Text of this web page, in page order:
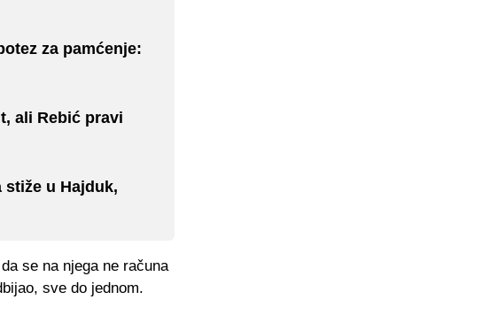
za pamćenje:
ali Rebić pravi
u Hajduk,
se na njega ne računa
sve do jednom.